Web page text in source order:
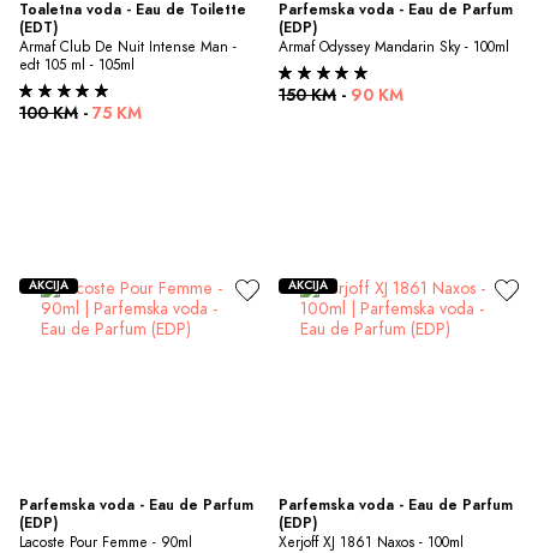
Toaletna voda - Eau de Toilette
(EDT)
Armaf Club De Nuit Intense Man -
edt 105 ml - 105ml
100 KM - 75 KM
Parfemska voda - Eau de Parfum
(EDP)
Armaf Odyssey Mandarin Sky - 100ml
150 KM - 90 KM
Parfemska voda - Eau de Parfum
(EDP)
Lacoste Pour Femme - 90ml
AKCIJA
Parfemska voda - Eau de Parfum
(EDP)
Xerjoff XJ 1861 Naxos - 100ml
AKCIJA